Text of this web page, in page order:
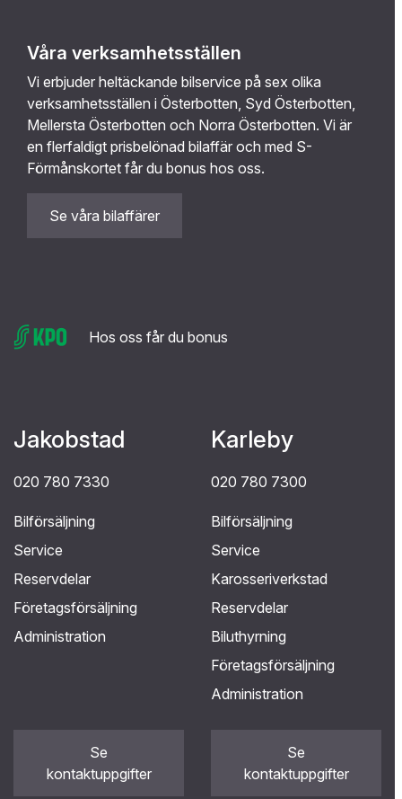
Våra verksamhetsställen
Vi erbjuder heltäckande bilservice på sex olika
verksamhetsställen i Österbotten, Syd Österbotten,
Mellersta Österbotten och Norra Österbotten. Vi är
en flerfaldigt prisbelönad bilaffär och med S-
Förmånskortet får du bonus hos oss.
Se våra bilaffärer
Hos oss får du bonus
Jakobstad
020 780 7330
Bilförsäljning
Service
Reservdelar
Företagsförsäljning
Administration
Se
kontaktuppgifter
Karleby
020 780 7300
Bilförsäljning
Service
Karosseriverkstad
Reservdelar
Biluthyrning
Företagsförsäljning
Administration
Se
kontaktuppgifter